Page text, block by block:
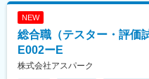
羽駅、峰駅、陸前落合駅
岡本駅(栃木県)、笠寺駅、
み野駅、小俣駅(栃木県)、
駅、徳山駅、周防下郷駅
NEW
総合職（テスター・評価
E002ーE
株式会社アスパーク